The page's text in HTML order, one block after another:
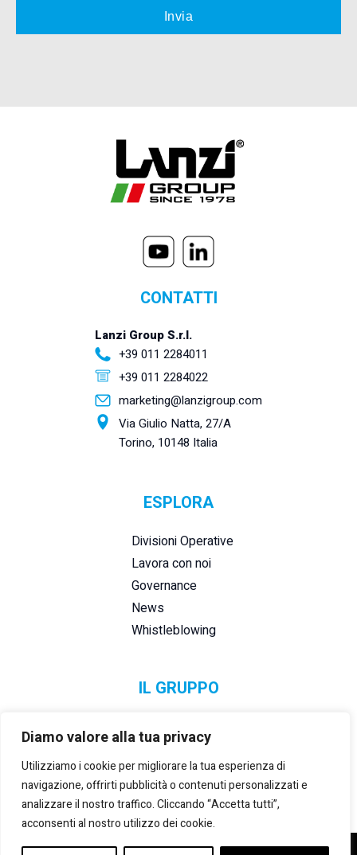
Diamo valore alla tua privacy
Utilizziamo i cookie per migliorare la tua esperienza di
navigazione, offrirti pubblicità o contenuti personalizzati e
analizzare il nostro traffico. Cliccando “Accetta tutti”,
acconsenti al nostro utilizzo dei cookie.
CONTATTI
Lanzi Group S.r.l.
+39 011 2284011
+39 011 2284022
marketing@lanzigroup.com
Via Giulio Natta, 27/A
Torino, 10148 Italia
ESPLORA
Divisioni Operative
Lavora con noi
Governance
News
Whistleblowing
IL GRUPPO